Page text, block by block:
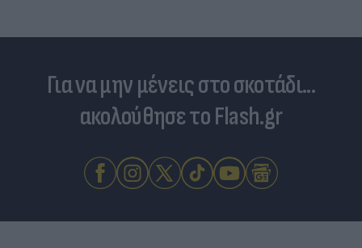
Για να μην μένεις στο σκοτάδι...
ακολούθησε το Flash.gr